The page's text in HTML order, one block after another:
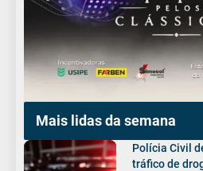
Mais lidas da semana
Polícia Civil
tráfico de